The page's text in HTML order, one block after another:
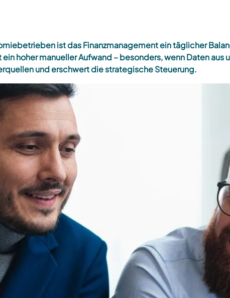
ist das Finanzmanagement ein täglicher
hoher manueller Aufwand – besonders, wenn Daten
und erschwert die strategische Steuerung.